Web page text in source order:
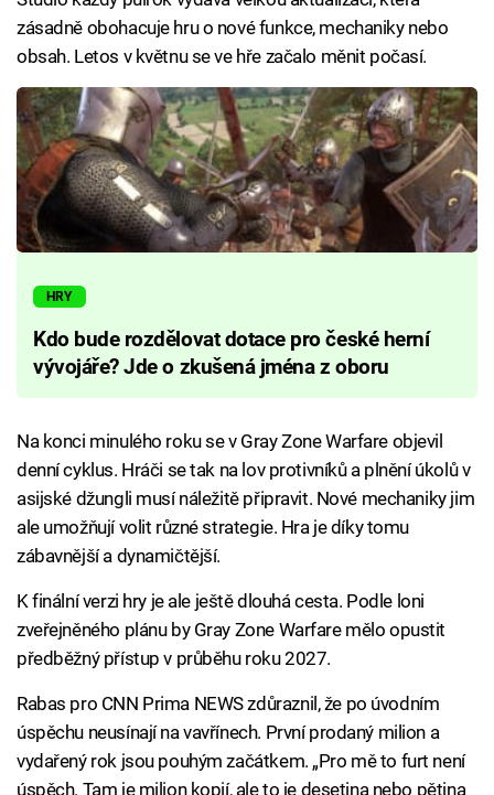
zásadně obohacuje hru o nové funkce, mechaniky nebo
obsah. Letos v květnu se ve hře začalo měnit počasí.
HRY
Kdo bude rozdělovat dotace pro české herní
vývojáře? Jde o zkušená jména z oboru
Na konci minulého roku se v Gray Zone Warfare objevil
denní cyklus. Hráči se tak na lov protivníků a plnění úkolů v
asijské džungli musí náležitě připravit. Nové mechaniky jim
ale umožňují volit různé strategie. Hra je díky tomu
zábavnější a dynamičtější.
K finální verzi hry je ale ještě dlouhá cesta. Podle loni
zveřejněného plánu by Gray Zone Warfare mělo opustit
předběžný přístup v průběhu roku 2027.
Rabas pro CNN Prima NEWS zdůraznil, že po úvodním
úspěchu neusínají na vavřínech. První prodaný milion a
vydařený rok jsou pouhým začátkem. „Pro mě to furt není
úspěch. Tam je milion kopií, ale to je desetina nebo pětina